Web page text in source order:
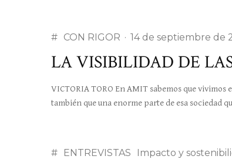
# CON RIGOR · 14 de septiembre de
LA VISIBILIDAD DE
VICTORIA TORO En AMIT sabemos que
también que una enorme parte de esa sociedad
# ENTREVISTAS Impacto y